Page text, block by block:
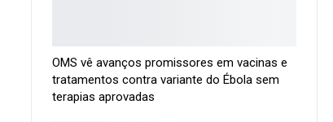
OMS vê avanços promissores em vacinas e
tratamentos contra variante do Ébola sem
terapias aprovadas